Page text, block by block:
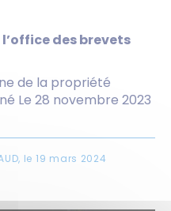
l’office des brevets
de la propriété
Le 28 novembre 2023
le 19 mars 2024